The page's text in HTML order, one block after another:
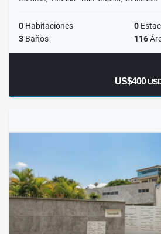
0 Habitaciones 0
3 Baños 116
US$400